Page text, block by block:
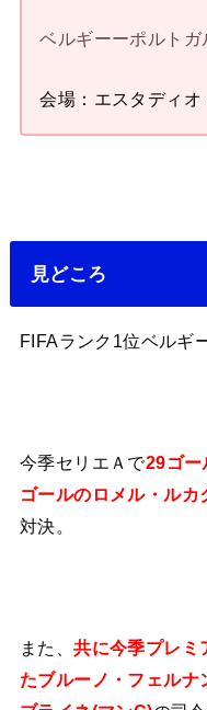
ベルギーーポルトガ
会場：エスタディ
見どころ
FIFAランク1位ベルギ
今季セリエＡで29ゴー
ゴールのロメル・ルカ
対決。
また、共に今季プレミ
たブルーノ・フェルナ